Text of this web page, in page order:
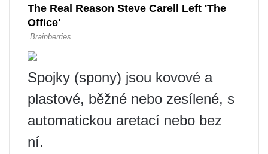
Spojky (spony) jsou kovové a
plastové, běžné nebo zesílené, s
automatickou aretací nebo bez
ní.